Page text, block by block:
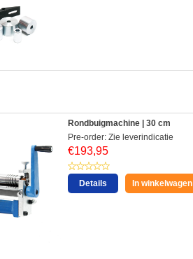
Rondbuigmachine | 30 cm
Pre-order: Zie leverindicatie
€193,95
Details In winkelwagen